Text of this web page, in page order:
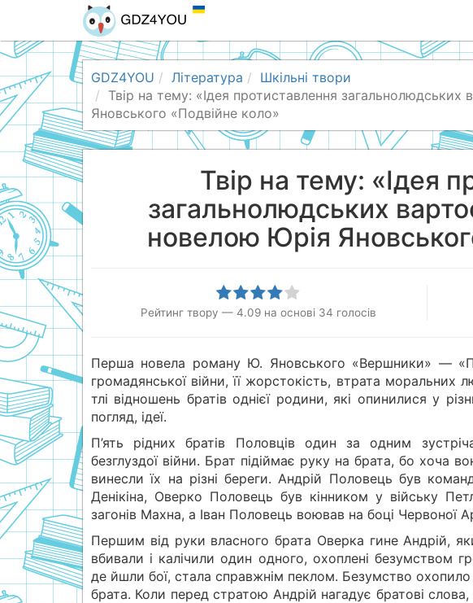
GDZ4YOU Література
Шкільні твори
Твір на тему: «Ідея протиставлення
Яновського «Подвійне коло»
Твір на тему: «Ідея
загальнолюдських
новелою Юрія
Рейтинг твору — 4.09 на основі 34 голосів
Перша новела роману Ю. Яновського «Вершники» —
громадянської війни, її жорстокість, втрата моральних
тлі відношень братів однієї родини, які опинилися у
погляд, ідеї.
П’ять рідних братів Половців один за одним
безглуздої війни. Брат підіймає руку на брата, бо хоча
винесли їх на різні береги. Андрій Половець був
Денікіна, Оверко Половець був кінником у війську
загонів Махна, а Іван Половець воював на боці Червоної
Першим від руки власного брата Оверка гине Андрій,
вбивали і калічили один одного, охоплені безумством
де йшли бої, стала справжнім пеклом. Безумство
брата. Коли перед стратою Андрій нагадує братові